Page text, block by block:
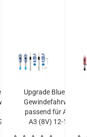
Upgrade BlueLine
Gewindefahrwerk
passend für Audi
A3 (8V) 12-19,